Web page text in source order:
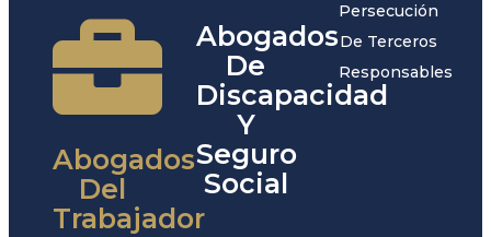
Abogados
Del
Trabajador
Abogados
De
Discapacidad
Y
Seguro
Social
Persecución
De Terceros
Responsables